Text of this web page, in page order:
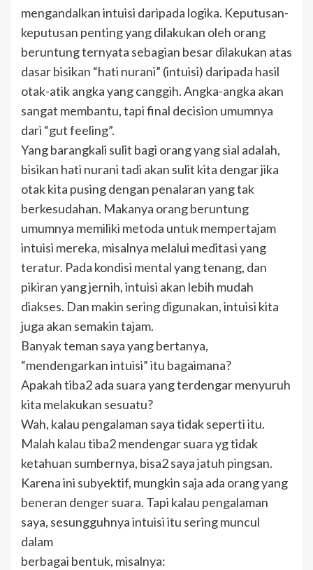
mengandalkan intuisi daripada logika. Keputusan-
keputusan penting yang dilakukan oleh orang
beruntung ternyata sebagian besar dilakukan atas
dasar bisikan “hati nurani” (intuisi) daripada hasil
otak-atik angka yang canggih. Angka-angka akan
sangat membantu, tapi final decision umumnya
dari “gut feeling”.
Yang barangkali sulit bagi orang yang sial adalah,
bisikan hati nurani tadi akan sulit kita dengar jika
otak kita pusing dengan penalaran yang tak
berkesudahan. Makanya orang beruntung
umumnya memiliki metoda untuk mempertajam
intuisi mereka, misalnya melalui meditasi yang
teratur. Pada kondisi mental yang tenang, dan
pikiran yang jernih, intuisi akan lebih mudah
diakses. Dan makin sering digunakan, intuisi kita
juga akan semakin tajam.
Banyak teman saya yang bertanya,
“mendengarkan intuisi” itu bagaimana?
Apakah tiba2 ada suara yang terdengar menyuruh
kita melakukan sesuatu?
Wah, kalau pengalaman saya tidak seperti itu.
Malah kalau tiba2 mendengar suara yg tidak
ketahuan sumbernya, bisa2 saya jatuh pingsan.
Karena ini subyektif, mungkin saja ada orang yang
beneran denger suara. Tapi kalau pengalaman
saya, sesungguhnya intuisi itu sering muncul
dalam
berbagai bentuk, misalnya: